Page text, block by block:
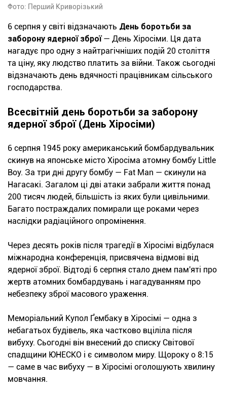
Фото: Перший Криворізький
6 серпня у світі відзначають День боротьби за
заборону ядерної зброї— День Хіросіми. Ця дата
нагадує про одну з найтрагічніших подій 20 століття
та ціну, яку людство платить за війни. Також сьогодні
відзначають день вдячності працівникам сільського
господарства.
Всесвітній день боротьби за заборону
ядерної зброї (День Хіросіми)
6 серпня 1945 року американський бомбардувальник
скинув на японське місто Хіросіма атомну бомбу Little
Boy. За три дні другу бомбу — Fat Man — скинули на
Нагасакі. Загалом ці дві атаки забрали життя понад
200 тисяч людей, більшість із яких були цивільними.
Багато постраждалих помирали ще роками через
наслідки радіаційного опромінення.
Через десять років після трагедії в Хіросімі відбулася
міжнародна конференція, присвячена відмові від
ядерної зброї. Відтоді 6 серпня стало днем пам'яті про
жертв атомних бомбардувань і нагадуванням про
небезпеку зброї масового ураження.
Меморіальний Купол Ґембаку в Хіросімі — одна з
небагатьох будівель, яка частково вціліла після
вибуху. Сьогодні він внесений до списку Світової
спадщини ЮНЕСКО і є символом миру. Щороку о 8:15
— саме в час вибуху — в Хіросімі оголошують хвилину
мовчання.